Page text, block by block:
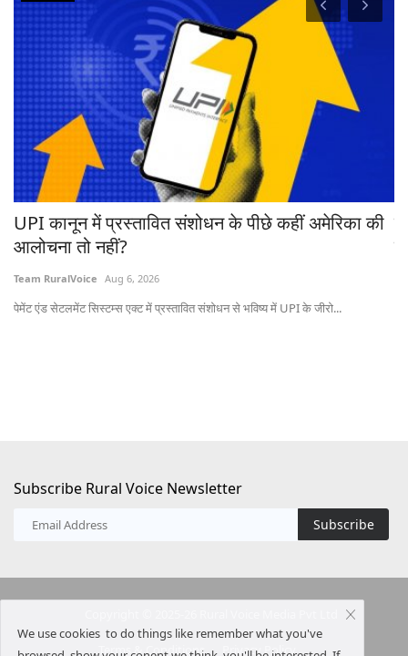
UPI कानून में प्रस्तावित संशोधन के पीछे कहीं अमेरिका की
आलोचना तो नहीं?
Team RuralVoice Aug 6, 2026
पेमेंट एंड सेटलमेंट सिस्टम्स एक्ट में प्रस्तावित संशोधन से भविष्य में UPI के जीरो...
Subscribe Rural Voice Newsletter
Subscribe
Terms & Conditions Privacy Policy
We use cookies to do things like remember what you've